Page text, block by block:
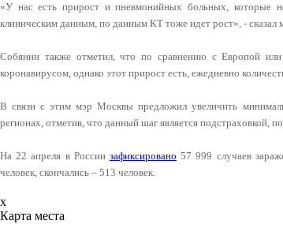
«У нас есть прирост и пневмонийных больных, которые
клиническим данным, по данным КТ тоже идет рост», -
Собянин также отметил, что по сравнению с Европой
коронавирусом, однако этот прирост есть, ежедневно
В связи с этим мэр Москвы предложил увеличить
регионах, отметив, что данный шаг является подстраховкой,
На 22 апреля в России зафиксировано 57 999 случаев
человек, скончались – 513 человек.
x
Карта места